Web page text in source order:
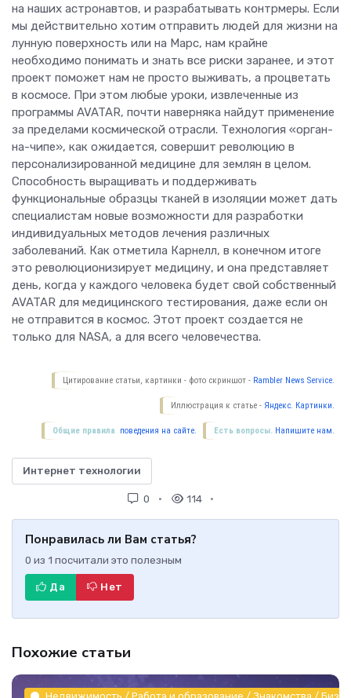
на наших астронавтов, и разрабатывать контрмеры. Если
мы действительно хотим отправить людей для жизни на
лунную поверхность или на Марс, нам крайне
необходимо понимать и знать все риски заранее, и этот
проект поможет нам не просто выживать, а процветать
в космосе. При этом любые уроки, извлеченные из
программы AVATAR, почти наверняка найдут применение
за пределами космической отрасли. Технология «орган-
на-чипе», как ожидается, совершит революцию в
персонализированной медицине для землян в целом.
Способность выращивать и поддерживать
функциональные образцы тканей в изоляции может дать
специалистам новые возможности для разработки
индивидуальных методов лечения различных
заболеваний. Как отметила Карнелл, в конечном итоге
это революционизирует медицину, и она представляет
день, когда у каждого человека будет свой собственный
AVATAR для медицинского тестирования, даже если он
не отправится в космос. Этот проект создается не
только для NASA, а для всего человечества.
Цитирование статьи, картинки - фото скриншот - Rambler News Service.
Иллюстрация к статье - Яндекс. Картинки.
Есть вопросы. Напишите нам.
Общие правила поведения на сайте.
Интернет технологии
0 114
Понравилась ли Вам статья?
0 из 1 посчитали это полезным
Да Нет
Похожие статьи